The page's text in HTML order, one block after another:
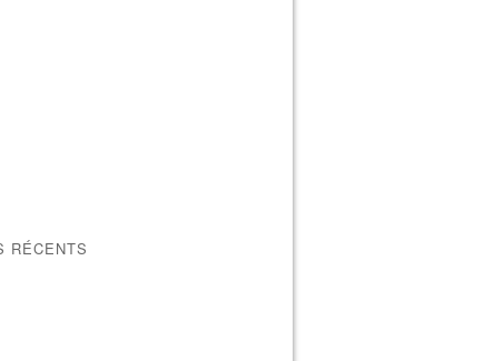
RÉCENTS